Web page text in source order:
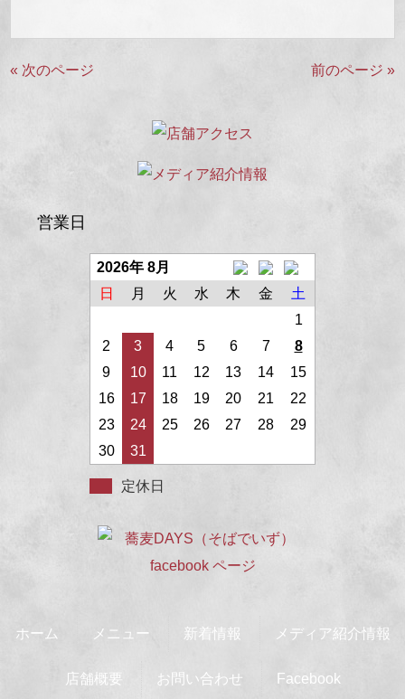
« 次のページ 前のページ »
営業日
2026年 8月
日
月 火 水 木 金
土
1
2
3 4 5 6 7
8
9
10 11 12 13 14
15
16
17 18 19 20 21
22
23
24 25 26 27 28
29
30
31
定休日
ホーム メニュー 新着情報 メディア紹介情報
店舗概要 お問い合わせ Facebook